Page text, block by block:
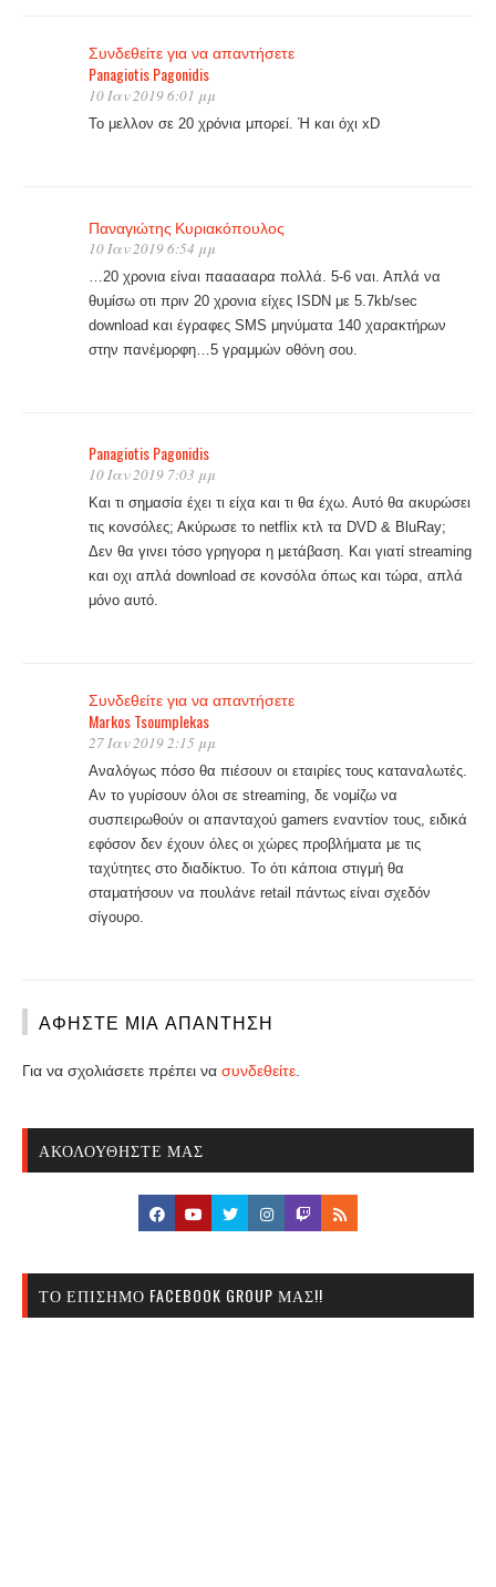
Συνδεθείτε για να απαντήσετε
Panagiotis Pagonidis
10 Ιαν 2019 6:01 μμ
Το μελλον σε 20 χρόνια μπορεί. Ή και όχι xD
Παναγιώτης Κυριακόπουλος
10 Ιαν 2019 6:54 μμ
…20 χρονια είναι παααααρα πολλά. 5-6 ναι. Απλά να
θυμίσω οτι πριν 20 χρονια είχες ISDN με 5.7kb/sec
download και έγραφες SMS μηνύματα 140 χαρακτήρων
στην πανέμορφη…5 γραμμών οθόνη σου.
Panagiotis Pagonidis
10 Ιαν 2019 7:03 μμ
Και τι σημασία έχει τι είχα και τι θα έχω. Αυτό θα ακυρώσει
τις κονσόλες; Ακύρωσε το netflix κτλ τα DVD & BluRay;
Δεν θα γινει τόσο γρηγορα η μετάβαση. Και γιατί streaming
και οχι απλά download σε κονσόλα όπως και τώρα, απλά
μόνο αυτό.
Συνδεθείτε για να απαντήσετε
Markos Tsoumplekas
27 Ιαν 2019 2:15 μμ
Αναλόγως πόσο θα πιέσουν οι εταιρίες τους καταναλωτές.
Αν το γυρίσουν όλοι σε streaming, δε νομίζω να
συσπειρωθούν οι απανταχού gamers εναντίον τους, ειδικά
εφόσον δεν έχουν όλες οι χώρες προβλήματα με τις
ταχύτητες στο διαδίκτυο. Το ότι κάποια στιγμή θα
σταματήσουν να πουλάνε retail πάντως είναι σχεδόν
σίγουρο.
ΑΦΉΣΤΕ ΜΙΑ ΑΠΆΝΤΗΣΗ
Για να σχολιάσετε πρέπει να συνδεθείτε
ΑΚΟΛΟΥΘΉΣΤΕ ΜΑΣ
ΤΟ ΕΠΊΣΗΜΟ FACEBOOK GROUP ΜΑΣ!!